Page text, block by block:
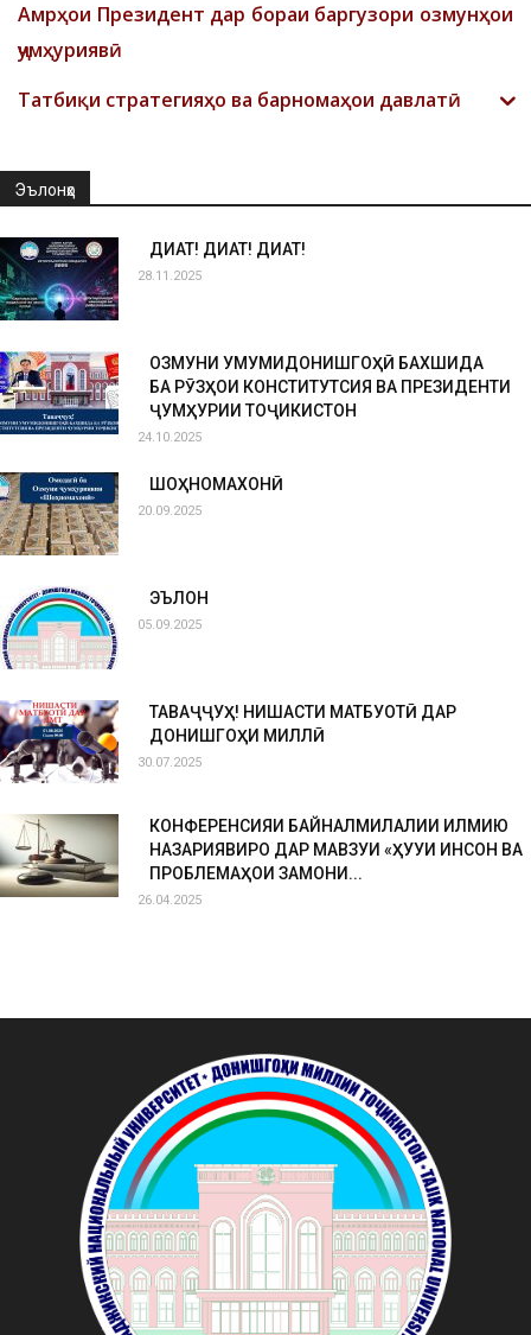
Амрҳои Президент дар бораи баргузори озмунҳои
ҷумҳуриявӣ
Татбиқи стратегияҳо ва барномаҳои давлатӣ
Эълонҳо
ДИҚҚАТ! ДИҚҚАТ! ДИҚҚАТ!
28.11.2025
ОЗМУНИ УМУМИДОНИШГОҲӢ БАХШИДА
БА РӮЗҲОИ КОНСТИТУТСИЯ ВА ПРЕЗИДЕНТИ
ҶУМҲУРИИ ТОҶИКИСТОН
24.10.2025
ШОҲНОМАХОНӢ
20.09.2025
ЭЪЛОН
05.09.2025
ТАВАҶҶУҲ! НИШАСТИ МАТБУОТӢ ДАР
ДОНИШГОҲИ МИЛЛӢ
30.07.2025
КОНФЕРЕНСИЯИ БАЙНАЛМИЛАЛИИ ИЛМИЮ
НАЗАРИЯВИРО ДАР МАВЗУИ «ҲУҚУҚИ ИНСОН ВА
ПРОБЛЕМАҲОИ ЗАМОНИ...
26.04.2025